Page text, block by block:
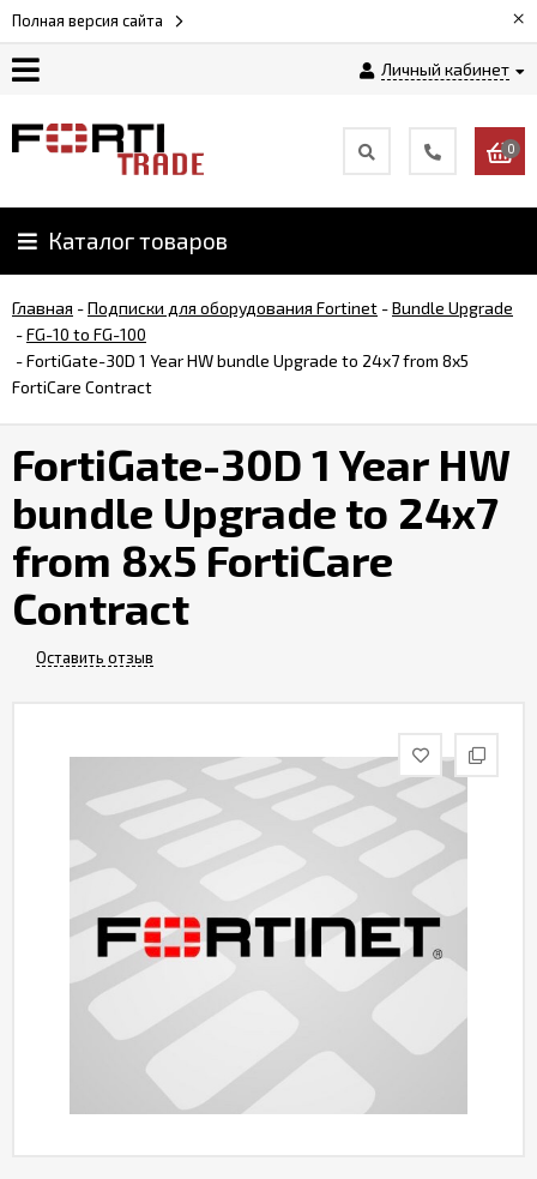
Полная версия сайта ×
Личный кабинет
Как
заказать
и
оплата
Контакты
0
Каталог товаров
Главная -Подписки для оборудования Fortinet -Bundle Upgrade
-FG-10 to FG-100
-FortiGate-30D 1 Year HW bundle Upgrade to 24x7 from 8x5
FortiCare Contract
FortiGate-30D 1 Year HW
bundle Upgrade to 24x7
from 8x5 FortiCare
Contract
Оставить отзыв